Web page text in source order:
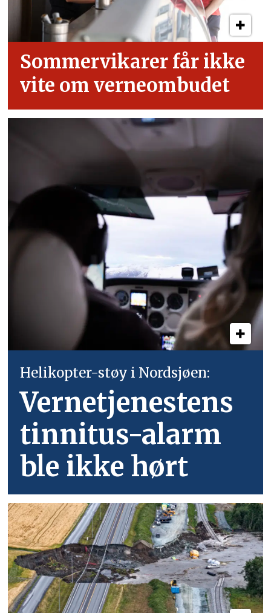
Sommervikarer får ikke
vite om verneombudet
Helikopter-støy i Nordsjøen:
Vernetjenestens
tinnitus-alarm
ble ikke hørt